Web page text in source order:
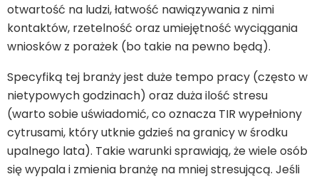
otwartość na ludzi, łatwość nawiązywania z nimi
kontaktów, rzetelność oraz umiejętność wyciągania
wniosków z porażek (bo takie na pewno będą).
Specyfiką tej branży jest duże tempo pracy (często w
nietypowych godzinach) oraz duża ilość stresu
(warto sobie uświadomić, co oznacza TIR wypełniony
cytrusami, który utknie gdzieś na granicy w środku
upalnego lata). Takie warunki sprawiają, że wiele osób
się wypala i zmienia branżę na mniej stresującą. Jeśli